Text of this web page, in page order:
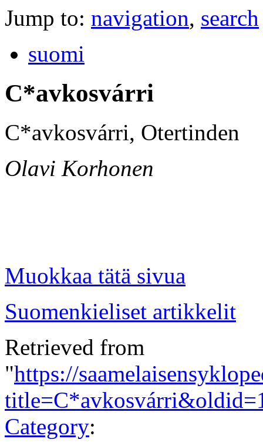
Jump to: navigation, search
suomi
C*avkosvárri
C*avkosvárri, Otertinden
Olavi Korhonen
Muokkaa tätä sivua
Suomenkieliset artikkelit
Retrieved from
"https://
Category: